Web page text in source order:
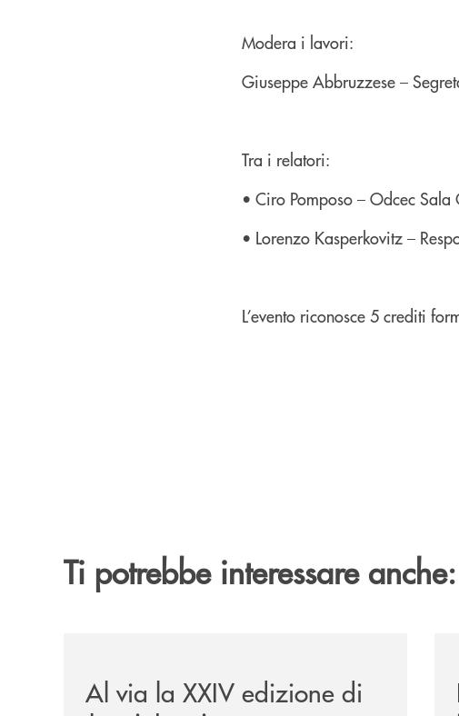
Modera i lavori:
Giuseppe Abbruzzese –
Tra i relatori:
• Ciro Pomposo – Odcec Sala
• Lorenzo Kasperkovitz –
L’evento riconosce 5 crediti
Ti potrebbe interessare anche:
Al via la XXIV edizione di